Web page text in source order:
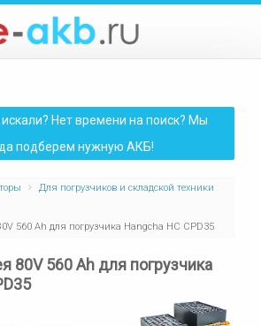
Нет времени на поиск? Мы
подберем нужную АКБ!
Для погрузчиков и складской техники
560 Ah для погрузчика Hangcha HC CPD35
80V 560 Ah для погрузчика